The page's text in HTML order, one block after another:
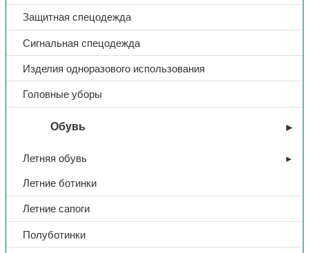
Защитная спецодежда
Сигнальная спецодежда
Изделия одноразового использования
Головные уборы
Обувь
Летняя обувь
Летние ботинки
Летние сапоги
Полуботинки